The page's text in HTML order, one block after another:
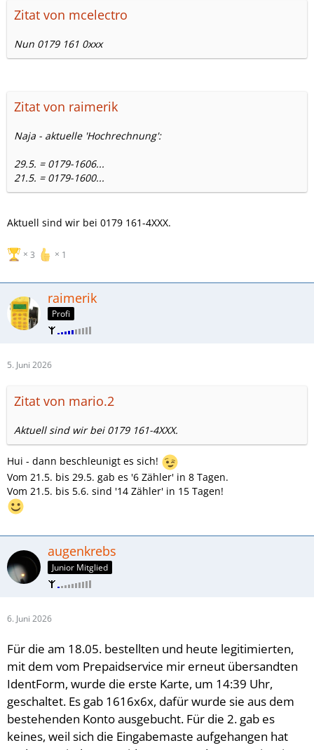
Zitat von mcelectro
Nun 0179 161 0xxx
Zitat von raimerik
Naja - aktuelle 'Hochrechnung':
29.5. = 0179-1606...
21.5. = 0179-1600...
Aktuell sind wir bei 0179 161-4XXX.
3 1
raimerik
Profi
5. Juni 2026
Zitat von mario.2
Aktuell sind wir bei 0179 161-4XXX.
Hui - dann beschleunigt es sich!
Vom 21.5. bis 29.5. gab es '6 Zähler' in 8 Tagen.
Vom 21.5. bis 5.6. sind '14 Zähler' in 15 Tagen!
augenkrebs
Junior Mitglied
6. Juni 2026
Für die am 18.05. bestellten und heute legitimierten,
mit dem vom Prepaidservice mir erneut übersandten
IdentForm, wurde die erste Karte, um 14:39 Uhr,
geschaltet. Es gab 1616x6x, dafür wurde sie aus dem
bestehenden Konto ausgebucht. Für die 2. gab es
keines, weil sich die Eingabemaste aufgehangen hat